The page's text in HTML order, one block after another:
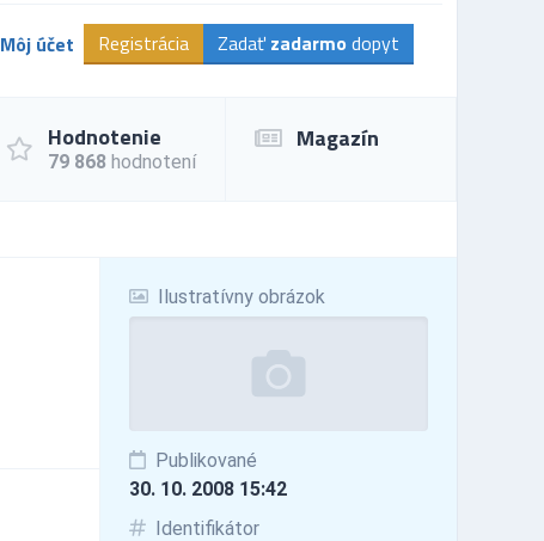
Môj účet Registrácia Zadať zadarmo dopyt
Hodnotenie
79 868 hodnotení
Magazín
Ilustratívny obrázok
Publikované
30. 10. 2008 15:42
Identifikátor